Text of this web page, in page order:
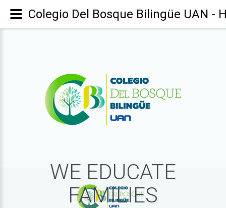
WE EDUCATE
FAMILIES
Colegio Del Bosque Bilingüe UAN -